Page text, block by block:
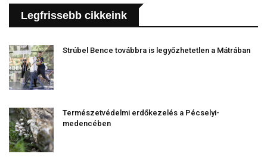
Legfrissebb cikkeink
Strúbel Bence továbbra is legyőzhetetlen a Mátrában
Természetvédelmi erdőkezelés a Pécselyi-
medencében